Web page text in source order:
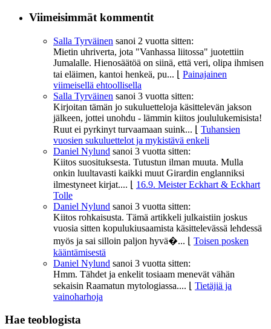
Viimeisimmät kommentit
Salla Tyrväinen sanoi 2 vuotta sitten:
Mietin uhriverta, jota "Vanhassa liitossa" juotettiin
Jumalalle. Hienosäätöä on siinä, että veri, olipa ihmisen
tai eläimen, kantoi henkeä, pu...
Painajainen
viimeisellä ehtoollisella
Salla Tyrväinen sanoi 3 vuotta sitten:
Kirjoitan tämän jo sukuluetteloja käsittelevän jakson
jälkeen, jottei unohdu - lämmin kiitos joululukemisista!
Ruut ei pyrkinyt turvaamaan suink...
Tuhansien
vuosien sukuluettelot ja mykistävä enkeli
Daniel Nylund sanoi 3 vuotta sitten:
Kiitos suosituksesta. Tutustun ilman muuta. Mulla
onkin luultavasti kaikki muut Girardin englanniksi
ilmestyneet kirjat....
16.9. Meister Eckhart & Eckhart
Tolle
Daniel Nylund sanoi 3 vuotta sitten:
Kiitos rohkaisusta. Tämä artikkeli julkaistiin joskus
vuosia sitten kopulukiusaamista käsittelevässä lehdessä
myös ja sai silloin paljon hyvä�...
Toisen posken
kääntämisestä
Daniel Nylund sanoi 3 vuotta sitten:
Hmm. Tähdet ja enkelit tosiaam menevät vähän
sekaisin Raamatun mytologiassa....
Tietäjiä ja
vainoharhoja
Hae teoblogista